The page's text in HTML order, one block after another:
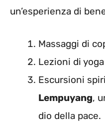
un’esperienza di
Massaggi di
Lezioni di
Escursioni
Lempuyang,
dio della pace.